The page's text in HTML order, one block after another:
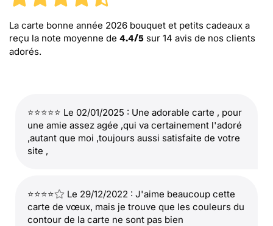
La carte bonne année 2026 bouquet et petits cadeaux a
reçu la note moyenne de 4.4/5 sur 14 avis de nos clients
adorés.
⭐⭐⭐⭐⭐ Le 02/01/2025 : Une adorable carte , pour
une amie assez agée ,qui va certainement l'adoré
,autant que moi ,toujours aussi satisfaite de votre
site ,
⭐⭐⭐⭐
Le 29/12/2022 : J'aime beaucoup cette
carte de vœux, mais je trouve que les couleurs du
contour de la carte ne sont pas bien